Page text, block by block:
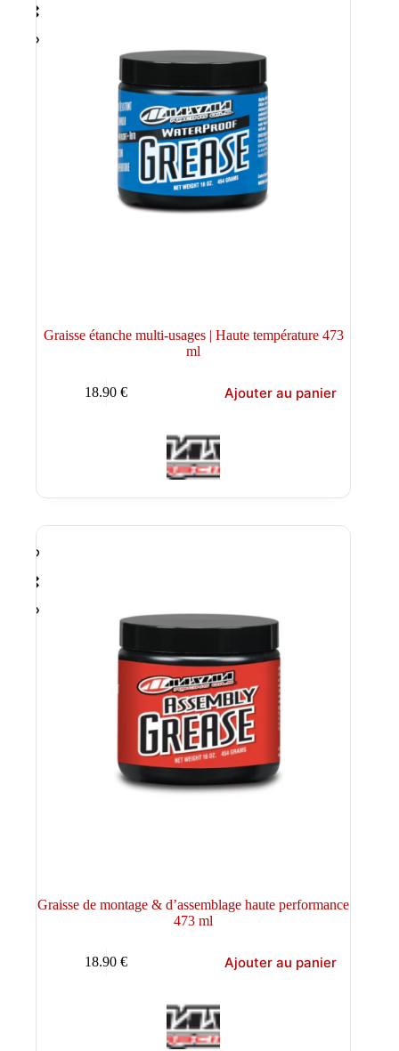
Graisse étanche multi-usages | Haute température 473
ml
18.90€ Ajouter au panier
Graisse de montage & d’assemblage haute performance
473 ml
18.90€ Ajouter au panier